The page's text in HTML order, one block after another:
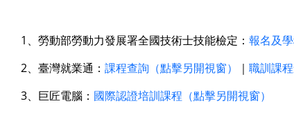
1、勞動部勞動力發展署全國技術士技能檢定： 報名及
2、臺灣就業通： 課程查詢（點擊另開視窗） ｜ 職訓課
3、巨匠電腦： 國際認證培訓課程（點擊另開視窗）